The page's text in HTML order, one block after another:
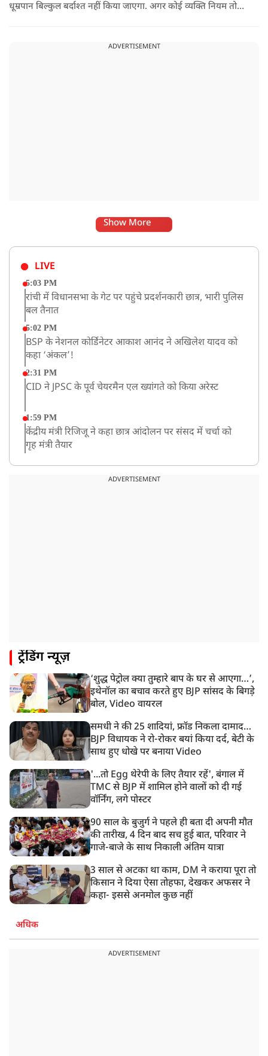
धूम्रपान बिल्कुल बर्दाश्त नहीं किया जाएगा. अगर कोई व्यक्ति नियम तोड़ते
ADVERTISEMENT
Show More
LIVE
5:03 PM
रांची में विधानसभा के गेट पर पहुंचे प्रदर्शनकारी छात्र, भारी पुलिस
बल तैनात
5:02 PM
BSP के नेशनल कोर्डिनेटर आकाश आनंद ने अखिलेश यादव को
कहा ‘अंकल’!
2:31 PM
CID ने JPSC के पूर्व चेयरमैन एल ख्यांगते को किया अरेस्ट
1:59 PM
केंद्रीय मंत्री रिजिजू ने कहा छात्र आंदोलन पर संसद में चर्चा को
गृह मंत्री तैयार
अभिषेक बनर्जी को आंखों के इलाज के लिए विदेश जाने की
झारखंड विधानसभा के करीब पहुंचे छात्र प्रदर्शनकारी, तार वाले
11:24 AM
दिल्ली में AAP विधायक अजय दत्त के दक्षिणपुरी स्थित दफ़्तर के
बाहर BJP का प्रदर्शन
ADVERTISEMENT
ट्रेंडिंग न्यूज़
‘शुद्ध पेट्रोल क्या तुम्हारे बाप के घर से आएगा…’,
इथेनॉल का बचाव करते हुए BJP सांसद के बिगड़े
बोल, Video वायरल
समधी ने की 25 शादियां, फ्रॉड निकला दामाद…
BJP विधायक ने रो-रोकर बयां किया दर्द, बेटी के
साथ हुए धोखे पर बनाया Video
'...तो Egg थेरेपी के लिए तैयार रहें', बंगाल में
TMC से BJP में शामिल होने वालों को दी गई
वॉर्निंग, लगे पोस्टर
90 साल के बुजुर्ग ने पहले ही बता दी अपनी मौत
की तारीख, 4 दिन बाद सच हुई बात, परिवार ने
गाजे-बाजे के साथ निकाली अंतिम यात्रा
3 साल से अटका था काम, DM ने कराया पूरा तो
किसान ने दिया ऐसा तोहफा, देखकर अफसर ने
कहा- इससे अनमोल कुछ नहीं
अधिक
ADVERTISEMENT